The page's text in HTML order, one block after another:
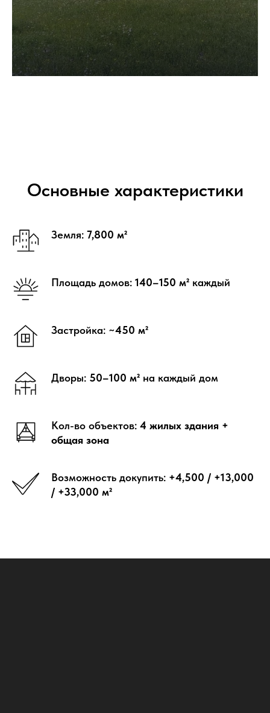
Основные характеристики
Земля: 7,800 м²
Площадь домов: 140–150 м² каждый
Застройка: ~450 м²
Дворы: 50–100 м² на каждый дом
Кол-во объектов: 4 жилых здания +
общая зона
Возможность докупить: +4,500 / +13,000
/ +33,000 м²